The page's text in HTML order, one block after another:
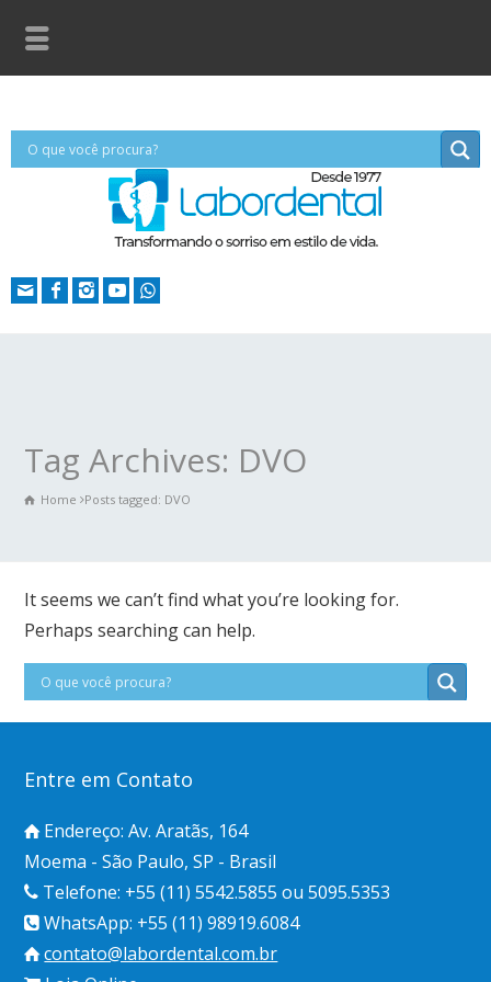
Tag Archives: DVO
Home Posts tagged: DVO
It seems we can’t find what you’re looking for.
Perhaps searching can help.
Entre em Contato
Endereço: Av. Aratãs, 164
Moema - São Paulo, SP - Brasil
Telefone: +55 (11) 5542.5855 ou 5095.5353
WhatsApp: +55 (11) 98919.6084
contato@labordental.com.br